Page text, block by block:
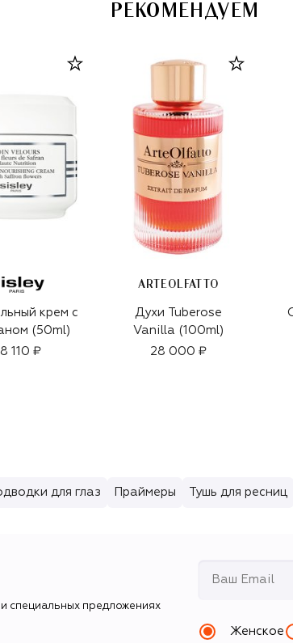
РЕКОМЕНДУЕМ
крем с
(50ml)
110 ₽
ARTEOLFATTO
Духи Tuberose
Vanilla (100ml)
28 000 ₽
для глаз Праймеры Тушь для ресниц
специальных предложениях
Женское